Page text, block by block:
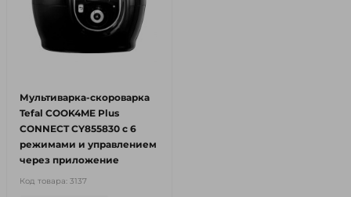
Мультиварка-скороварка
Tefal COOK4ME Plus
CONNECT CY855830 с 6
режимами и управлением
через приложение
Код товара: 3137